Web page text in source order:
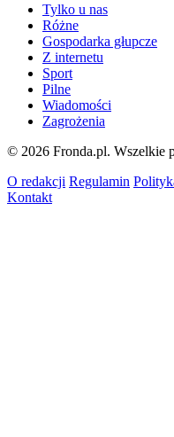
Tylko u nas
Różne
Gospodarka głupcze
Z internetu
Sport
Pilne
Wiadomości
Zagrożenia
© 2026 Fronda.pl. Wszelkie
O redakcji Regulamin
Kontakt